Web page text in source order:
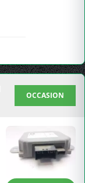
OCCASION